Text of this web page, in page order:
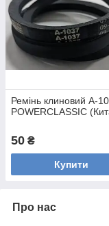
Ремінь клиновий А-
POWERCLASSIC
50 ₴
Купити
Про нас